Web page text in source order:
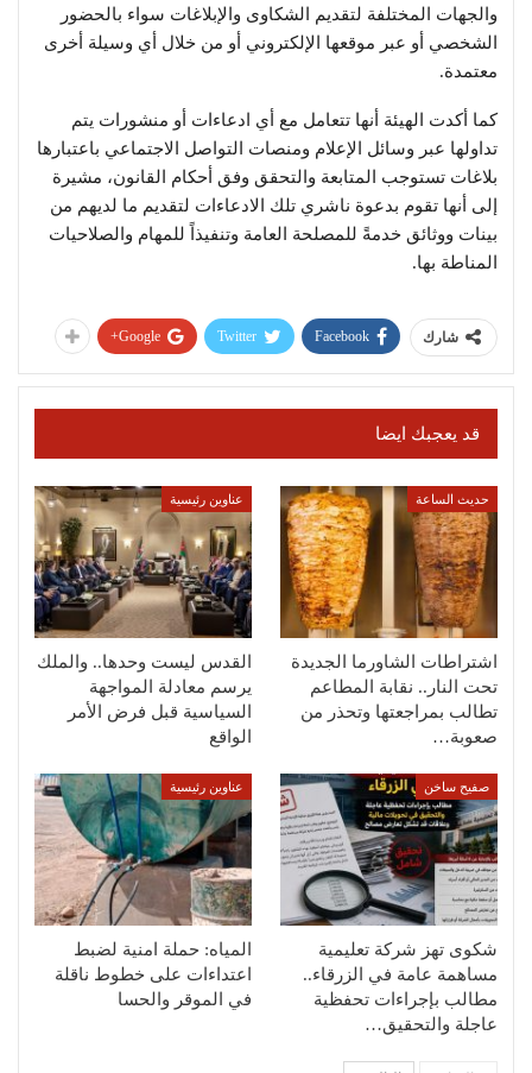
والجهات المختلفة لتقديم الشكاوى والإبلاغات سواء بالحضور
الشخصي أو عبر موقعها الإلكتروني أو من خلال أي وسيلة أخرى
معتمدة.
كما أكدت الهيئة أنها تتعامل مع أي ادعاءات أو منشورات يتم
تداولها عبر وسائل الإعلام ومنصات التواصل الاجتماعي باعتبارها
بلاغات تستوجب المتابعة والتحقق وفق أحكام القانون، مشيرة
إلى أنها تقوم بدعوة ناشري تلك الادعاءات لتقديم ما لديهم من
بينات ووثائق خدمةً للمصلحة العامة وتنفيذاً للمهام والصلاحيات
المناطة بها.
شارك Facebook
Twitter
Google+
قد يعجبك ايضا
حديث الساعة
اشتراطات الشاورما الجديدة
تحت النار.. نقابة المطاعم
تطالب بمراجعتها وتحذر من
صعوبة…
عناوين رئيسية
القدس ليست وحدها.. والملك
يرسم معادلة المواجهة
السياسية قبل فرض الأمر
الواقع
صفيح ساخن
شكوى تهز شركة تعليمية
مساهمة عامة في الزرقاء..
مطالب بإجراءات تحفظية
عاجلة والتحقيق…
عناوين رئيسية
المياه: حملة امنية لضبط
اعتداءات على خطوط ناقلة
في الموقر والحسا